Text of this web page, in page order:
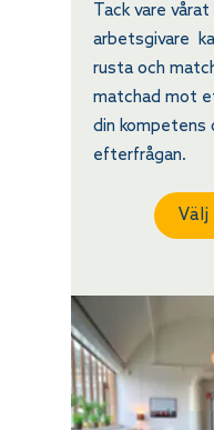
Tack vare
arbetsgivare
rusta och
matchad mot
din kompetens
efterfrågan.